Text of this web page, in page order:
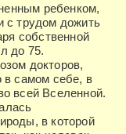
ребенком,
с трудом дожить
собственной
до 75.
докторов,
в самом себе, в
всей Вселенной.
в которой